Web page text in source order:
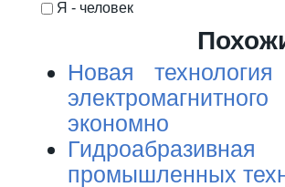
Я - человек
Новая
экономно
промышленных